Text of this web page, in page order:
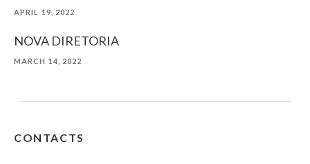
APRIL 19, 2022
NOVA DIRETORIA
MARCH 14, 2022
CONTACTS